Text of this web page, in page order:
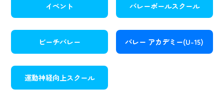
イベント バレーボールスクール
ビーチバレー バレー アカデミー(U-15)
運動神経向上スクール